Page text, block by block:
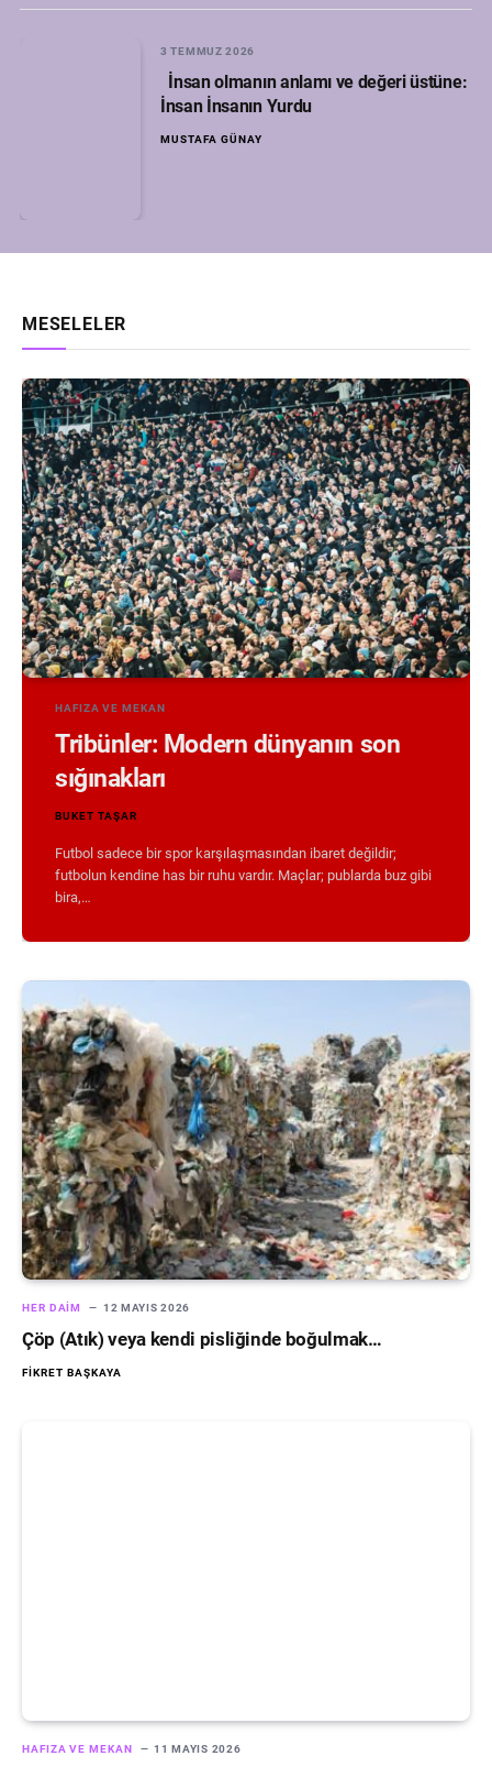
3 TEMMUZ 2026
İnsan olmanın anlamı ve değeri üstüne:
İnsan İnsanın Yurdu
MUSTAFA GÜNAY
MESELELER
HAFIZA VE MEKAN
Tribünler: Modern dünyanın son
sığınakları
BUKET TAŞAR
Futbol sadece bir spor karşılaşmasından ibaret değildir;
futbolun kendine has bir ruhu vardır. Maçlar; publarda buz gibi
bira,…
HER DAIM 12 MAYIS 2026
Çöp (Atık) veya kendi pisliğinde boğulmak…
FIKRET BAŞKAYA
HAFIZA VE MEKAN 11 MAYIS 2026